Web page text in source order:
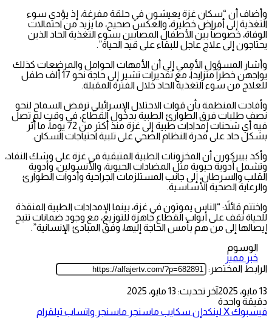
وأضاف أن “سكان غزة يعيشون في حلقة مفرغة، إذ يؤدي سوء
التغذية إلى أمراض خطيرة، والعكس صحيح، ما يزيد من احتمالات
الوفاة، خصوصاً بين الأطفال المصابين بسوء التغذية الحاد الذين
يحتاجون إلى علاج عاجل للبقاء على قيد الحياة”.
وأشار المسؤول الأممي إلى أن الأمهات الحوامل والمرضعات كذلك
يواجهن خطراً متزايداً، مع تقديرات تشير إلى حاجة نحو 17 ألف طفل
للعلاج من سوء التغذية الحاد خلال الفترة المقبلة.
وأفادت المنظمة بأن قوات الاحتلال الإسرائيلي ترفض السماح لنحو
نصف طلبات فرق الطوارئ الطبية بدخول القطاع، في وقت لم تصل
فيه أي شحنات إمدادات طبية إلى غزة منذ أكثر من 72 يوماً، ما أثر
بشكل حاد على قدرة النظام الصحي على تلبية احتياجات السكان.
وأكد بيبركورن أن المخزونات الطبية المتبقية في غزة على وشك النفاد،
وتشمل أدوية حيوية مثل المضادات الحيوية، والأنسولين، وأدوية
القلب والسرطان، إلى جانب المستلزمات الجراحية وأدوات الطوارئ
والرعاية الصحية الأساسية.
واختتم قائلاً: “الناس يموتون في غزة، بينما الإمدادات الطبية المنقذة
للحياة تقف على أبواب القطاع جاهزة للتوزيع، مع وجود ضمانات تتيح
إيصالها إلى من هم بأمس الحاجة إليها، وفق المبادئ الإنسانية”.
الوسوم
خبر مميز
الرابط المختصر:
13 مايو، 2025
آخر تحديث: 13 مايو، 2025
دقيقة واحدة
فيسبوك‫Xلينكدإن سكايب ماسنجر ماسنجر واتساب تيلقرام